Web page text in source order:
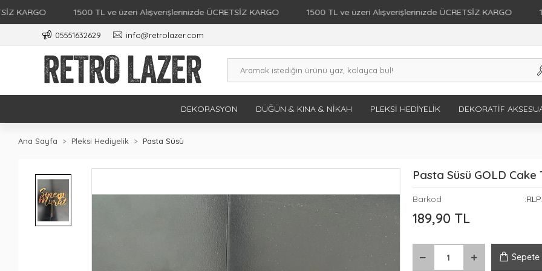
1500 TL ve üzeri Alışverişlerinizde ÜCRETSİZ KARGO 1500 TL ve üzeri Alışverişlerinizde ÜCRETSİZ KARGO 1500 TL
05551632629 info@retrolazer.com
DEKORASYON DÜĞÜN & KINA & NIKAH PLEKSI HEDIYELIK DEKORATIF
Ana Sayfa Pleksi Hediyelik Pasta Süsü
Pasta Süsü GOLD Cake
Barkod
189,90 TL
Sepete